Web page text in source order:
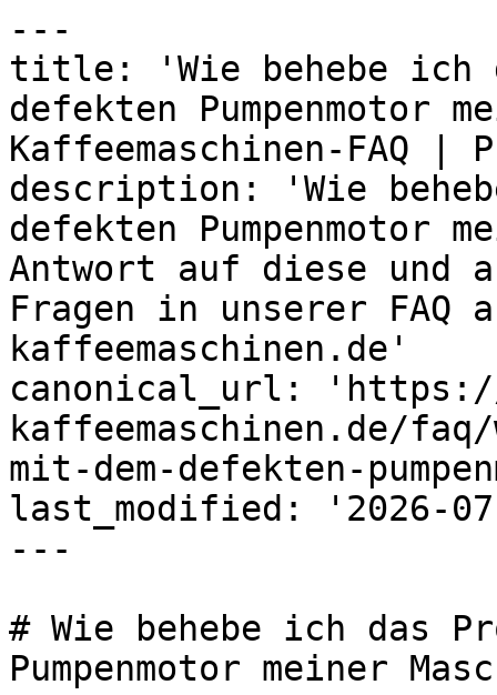
---
title: 'Wie behebe ich
defekten Pumpenmotor
Kaffeemaschinen-FAQ |
description: 'Wie
defekten Pumpenmotor
Antwort auf diese und
Fragen in unserer FAQ
kaffeemaschinen.de'
canonical_url: 'https://
kaffeemaschinen.de/
mit-dem-defekten-
last_modified: '2026-
---
# Wie behebe ich das
Pumpenmotor meiner